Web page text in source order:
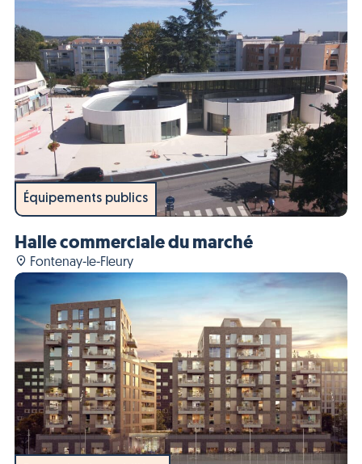
Équipements publics
Halle commerciale du marché
Fontenay-le-Fleury